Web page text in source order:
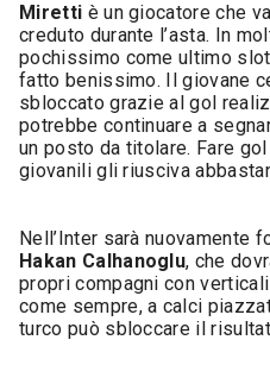
Miretti è un giocatore che
creduto durante l’asta. In
pochissimo come ultimo
fatto benissimo. Il giovane
sbloccato grazie al gol
potrebbe continuare a
un posto da titolare. Fare
giovanili gli riusciva
Nell’Inter sarà nuovamente
Hakan Calhanoglu, che
propri compagni con
come sempre, a calci
turco può sbloccare il